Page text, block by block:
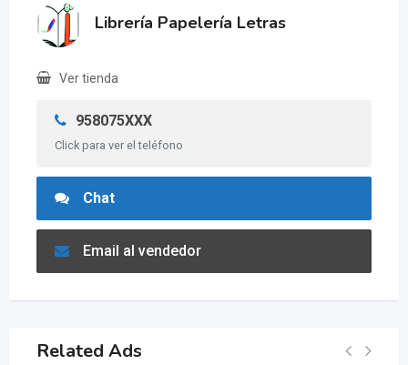
Librería Papelería Letras
Ver tienda
958075XXX
Click para ver el teléfono
Chat
Email al vendedor
Related Ads